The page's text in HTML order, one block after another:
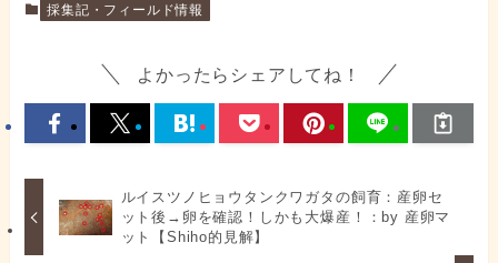
採集記・フィールド情報
よかったらシェアしてね！
ルイスツノヒョウタンクワガタの飼育：産卵セ
ット後→卵を確認！しかも大爆産！：by 産卵マ
ット【Shiho的見解】